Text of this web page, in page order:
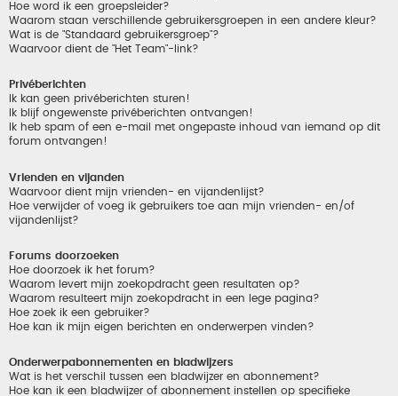
Hoe word ik een groepsleider?
Waarom staan verschillende gebruikersgroepen in een andere kleur?
Wat is de "Standaard gebruikersgroep"?
Waarvoor dient de "Het Team"-link?
Privéberichten
Ik kan geen privéberichten sturen!
Ik blijf ongewenste privéberichten ontvangen!
Ik heb spam of een e-mail met ongepaste inhoud van iemand op dit
forum ontvangen!
Vrienden en vijanden
Waarvoor dient mijn vrienden- en vijandenlijst?
Hoe verwijder of voeg ik gebruikers toe aan mijn vrienden- en/of
vijandenlijst?
Forums doorzoeken
Hoe doorzoek ik het forum?
Waarom levert mijn zoekopdracht geen resultaten op?
Waarom resulteert mijn zoekopdracht in een lege pagina?
Hoe zoek ik een gebruiker?
Hoe kan ik mijn eigen berichten en onderwerpen vinden?
Onderwerpabonnementen en bladwijzers
Wat is het verschil tussen een bladwijzer en abonnement?
Hoe kan ik een bladwijzer of abonnement instellen op specifieke